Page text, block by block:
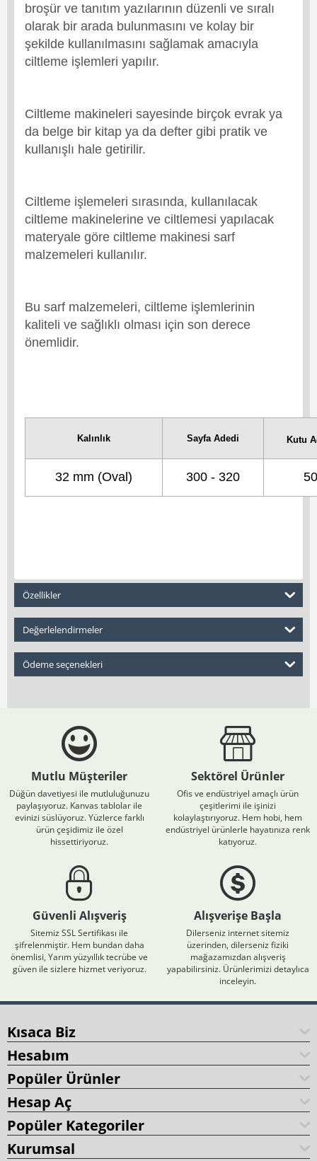
broşür ve tanıtım yazılarının düzenli ve sıralı
olarak bir arada bulunmasını ve kolay bir
şekilde kullanılmasını sağlamak amacıyla
ciltleme işlemleri yapılır.
Ciltleme makineleri sayesinde birçok evrak ya
da belge bir kitap ya da defter gibi pratik ve
kullanışlı hale getirilir.
Ciltleme işlemeleri sırasında, kullanılacak
ciltleme makinelerine ve ciltlemesi yapılacak
materyale göre ciltleme makinesi sarf
malzemeleri kullanılır.
Bu sarf malzemeleri, ciltleme işlemlerinin
kaliteli ve sağlıklı olması için son derece
önemlidir.
Kalınlık Sayfa Adedi Kutu
32 mm (Oval) 300 - 320 50
Özellikler
Değerlelendirmeler
Ödeme seçenekleri
Mutlu Müşteriler
Düğün davetiyesi ile mutluluğunuzu
paylaşıyoruz. Kanvas tablolar ile
evinizi süslüyoruz. Yüzlerce farklı
ürün çeşidimiz ile özel
hissettiriyoruz.
Sektörel Ürünler
Ofis ve endüstriyel amaçlı ürün
çeşitlerimi ile işinizi
kolaylaştırıyoruz. Hem hobi, hem
endüstriyel ürünlerle hayatınıza renk
katıyoruz.
Güvenli Alışveriş
Sitemiz SSL Sertifikası ile
şifrelenmiştir. Hem bundan daha
önemlisi, Yarım yüzyıllık tecrübe ve
güven ile sizlere hizmet veriyoruz.
Alışverişe Başla
Dilerseniz internet sitemiz
üzerinden, dilerseniz fiziki
mağazamızdan alışveriş
yapabilirsiniz. Ürünlerimizi detaylıca
inceleyin.
Kısaca Biz
Hesabım
Popüler Ürünler
Hesap Aç
Popüler Kategoriler
Kurumsal